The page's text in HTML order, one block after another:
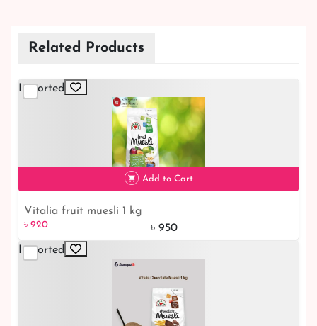
Related Products
Imported
৳ 920
Add to Cart
Vitalia fruit muesli 1 kg
৳ 920
৳ 950
Imported